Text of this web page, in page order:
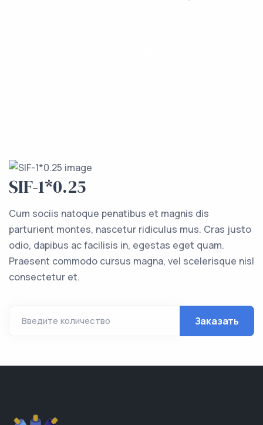
SIF-1*0.25
Cum sociis natoque penatibus et magnis dis
parturient montes, nascetur ridiculus mus. Cras justo
odio, dapibus ac facilisis in, egestas eget quam.
Praesent commodo cursus magna, vel scelerisque nisl
consectetur et.
Введите количество Заказать